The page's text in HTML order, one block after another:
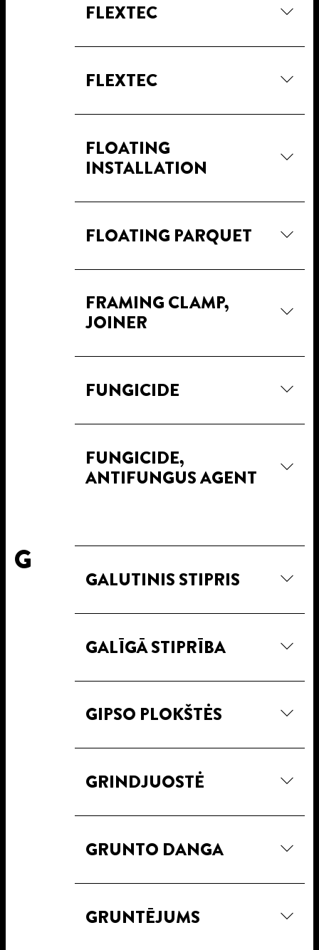
FLEXTEC
FLEXTEC
FLOATING
INSTALLATION
FLOATING PARQUET
FRAMING CLAMP,
JOINER
FUNGICIDE
FUNGICIDE,
ANTIFUNGUS AGENT
G
GALUTINIS STIPRIS
GALĪGĀ STIPRĪBA
GIPSO PLOKŠTĖS
GRINDJUOSTĖ
GRUNTO DANGA
GRUNTĒJUMS